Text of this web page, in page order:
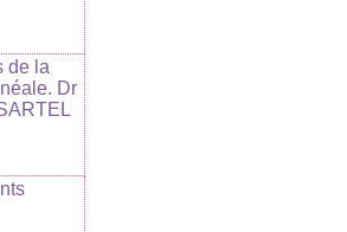
de la
Dr